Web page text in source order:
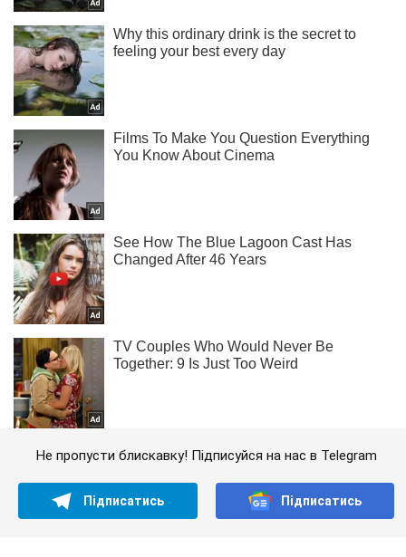
Не пропусти блискавку! Підписуйся на нас в Telegram
Підписатись Підписатись